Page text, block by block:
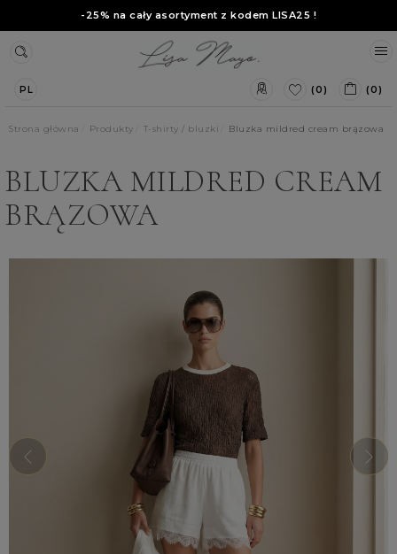
-25% na cały asortyment z kodem LISA25 !
PL (0) (0)
Strona główna Produkty T-shirty / bluzki Bluzka mildred cream brązowa
BLUZKA MILDRED CREAM
BRĄZOWA